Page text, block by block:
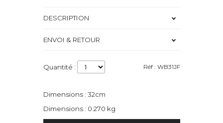
DESCRIPTION
ENVOI & RETOUR
Quantité : Réf : WB31JF
Dimensions : 32cm
Dimensions : 0.270 kg